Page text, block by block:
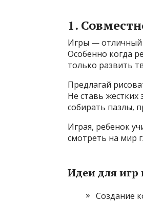
1.
Игры — отличный
Особенно когда
только развить
Предлагай
Не ставь
собирать пазлы,
Играя, ребенок
смотреть на мир
Идеи для игр
Создание